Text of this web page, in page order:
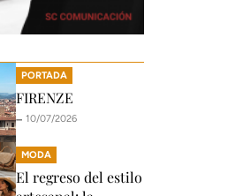
PORTADA
FIRENZE
🗕️ 10/07/2026
MODA
El regreso del estilo